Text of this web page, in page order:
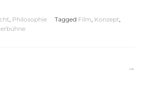
, Philosophie Tagged Film, Konzept,